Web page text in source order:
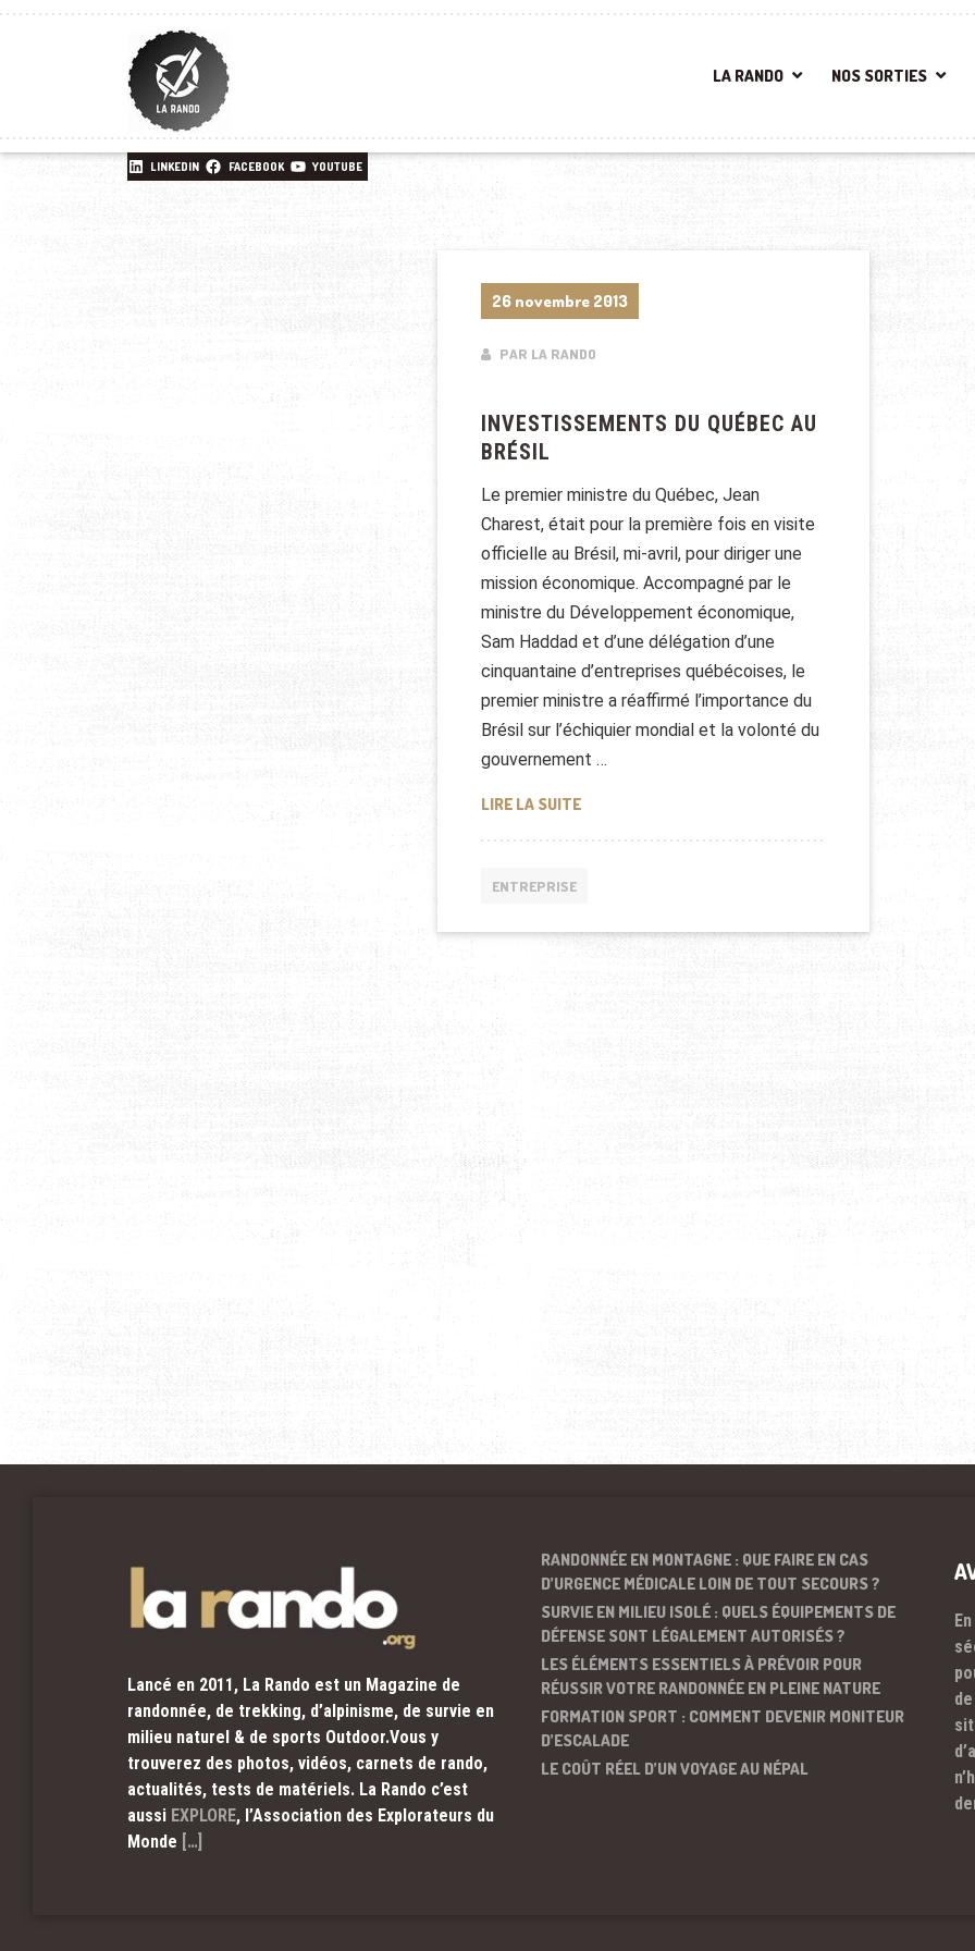
LA RANDO NOS SORTIES
LINKEDIN FACEBOOK YOUTUBE
26 novembre 2013
PAR LA RANDO
INVESTISSEMENTS DU QUÉBEC AU
BRÉSIL
Le premier ministre du Québec, Jean
Charest, était pour la première fois en visite
officielle au Brésil, mi-avril, pour diriger une
mission économique. Accompagné par le
ministre du Développement économique,
Sam Haddad et d’une délégation d’une
cinquantaine d’entreprises québécoises, le
premier ministre a réaffirmé l’importance du
Brésil sur l’échiquier mondial et la volonté du
gouvernement …
LIRE LA SUITEINVESTISSEMENTS DU QUÉBEC AU BRÉSIL
ENTREPRISE
Lancé en 2011, La Rando est un Magazine de
randonnée, de trekking, d’alpinisme, de survie en
milieu naturel & de sports Outdoor.Vous y
trouverez des photos, vidéos, carnets de rando,
actualités, tests de matériels. La Rando c’est
aussi EXPLORE, l’Association des Explorateurs du
Monde […]
RANDONNÉE EN MONTAGNE : QUE FAIRE EN CAS
D’URGENCE MÉDICALE LOIN DE TOUT SECOURS ?
SURVIE EN MILIEU ISOLÉ : QUELS ÉQUIPEMENTS DE
DÉFENSE SONT LÉGALEMENT AUTORISÉS ?
LES ÉLÉMENTS ESSENTIELS À PRÉVOIR POUR
RÉUSSIR VOTRE RANDONNÉE EN PLEINE NATURE
FORMATION SPORT : COMMENT DEVENIR MONITEUR
D’ESCALADE
LE COÛT RÉEL D’UN VOYAGE AU NÉPAL